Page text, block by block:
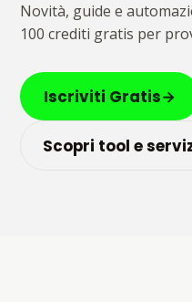
Novità, guide e
100 crediti gratis per
Iscriviti Gratis→
Scopri tool e